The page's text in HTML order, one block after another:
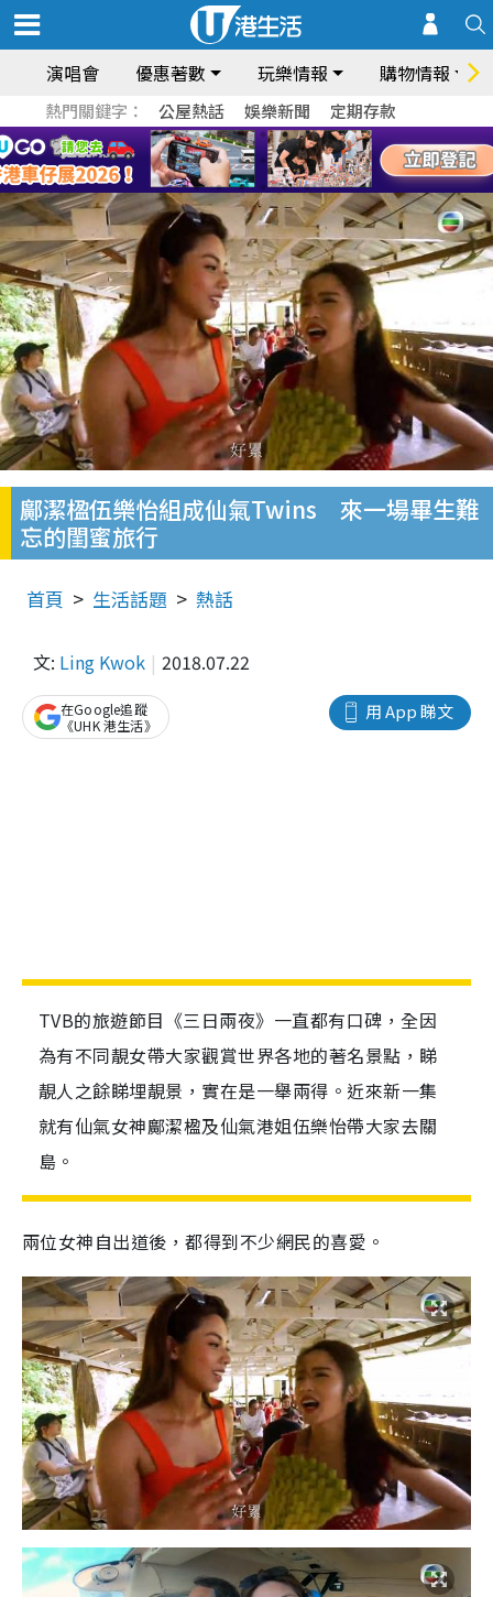
演唱會 優惠著數 玩樂情報 購物情報
熱門關鍵字： 公屋熱話 娛樂新聞 定期存款
鄺潔楹伍樂怡組成仙氣Twins 來一場畢生難
忘的閨蜜旅行
首頁 生活話題 熱話
文: Ling Kwok 2018.07.22
用 App 睇文
在Google追蹤
《UHK 港生活》
TVB的旅遊節目《三日兩夜》一直都有口碑，全因
為有不同靚女帶大家觀賞世界各地的著名景點，睇
靚人之餘睇埋靚景，實在是一舉兩得。近來新一集
就有仙氣女神鄺潔楹及仙氣港姐伍樂怡帶大家去關
島。
兩位女神自出道後，都得到不少網民的喜愛。